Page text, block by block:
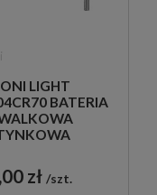
LIGHT
BATERIA
zł szt.